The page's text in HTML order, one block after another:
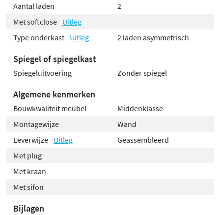
Aantal laden
2
Met softclose Uitleg
Type onderkast Uitleg 2 laden asymmetrisch
Spiegel of spiegelkast
Spiegeluitvoering Zonder spiegel
Algemene kenmerken
Bouwkwaliteit meubel
Middenklasse
Montagewijze
Wand
Leverwijze Uitleg
Geassembleerd
Met plug
Met kraan
Met sifon
Bijlagen